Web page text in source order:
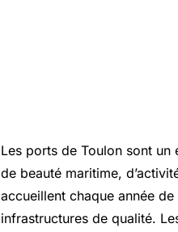
Les ports de Toulon sont
de beauté maritime,
accueillent chaque année
infrastructures de qualité.